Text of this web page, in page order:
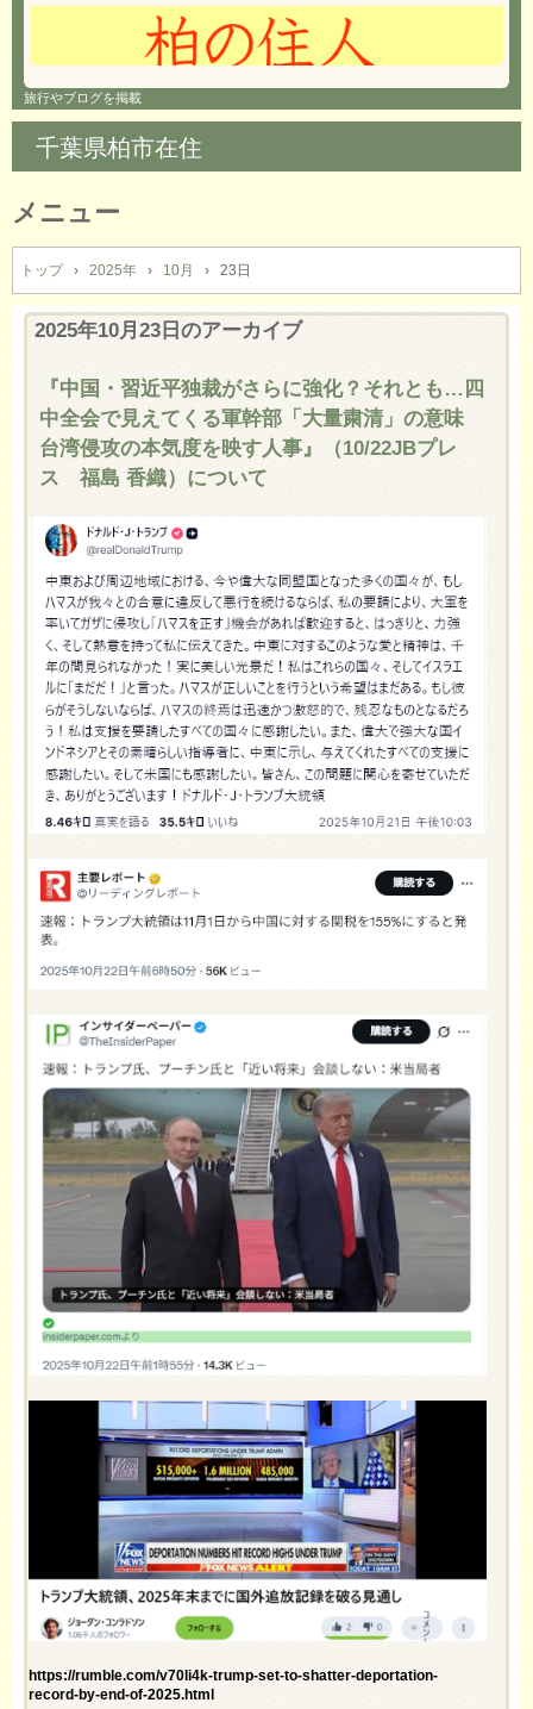
旅行やブログを掲載
千葉県柏市在住
メニュー
コ
ン
テ
ン
トップ › 2025年 › 10月 › 23日
2025年10月23日 のアーカイブ
『中国・習近平独裁がさらに強化？それとも…四
中全会で見えてくる軍幹部「大量粛清」の意味
台湾侵攻の本気度を映す人事』（10/22JBプレ
ス 福島 香織）について
https://rumble.com/v70li4k-trump-set-to-shatter-deportation-
record-by-end-of-2025.html